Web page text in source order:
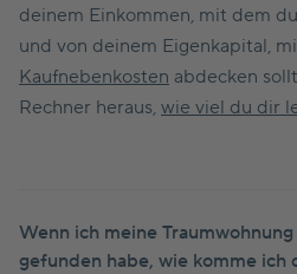
deinem Einkommen, mit dem
und von deinem Eigenkapital,
Kaufnebenkosten abdecken
Rechner heraus, wie viel du dir
Wenn ich meine
gefunden habe, wie komme ich